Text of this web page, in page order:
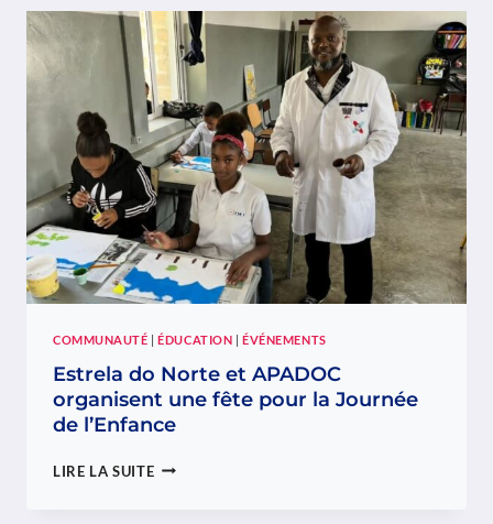
VOUS
ACCOMPAGNE
:
DEUX
SÉANCES
GRATUITES
POUR
CONSTRUIRE
VOTRE
AVENIR
COMMUNAUTÉ |ÉDUCATION |ÉVÉNEMENTS
Estrela do Norte et APADOC
organisent une fête pour la Journée
de l’Enfance
LIRE LA SUITEESTRELA